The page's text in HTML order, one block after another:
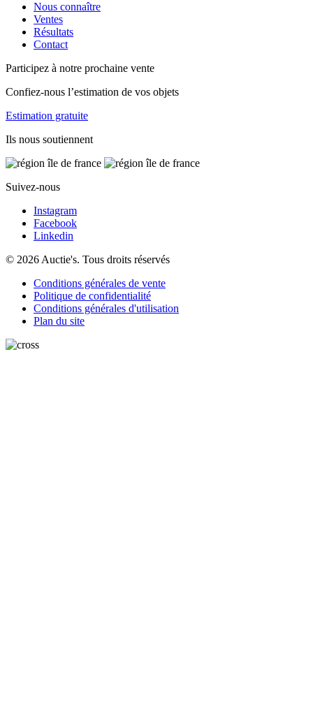
Nous connaître
Ventes
Résultats
Contact
Participez à notre prochaine vente
Confiez-nous l’estimation de vos objets
Estimation gratuite
Ils nous soutiennent
Suivez-nous
Instagram
Facebook
Linkedin
© 2026 Auctie's. Tous droits réservés
Conditions générales de vente
Politique de confidentialité
Conditions générales d'utilisation
Plan du site